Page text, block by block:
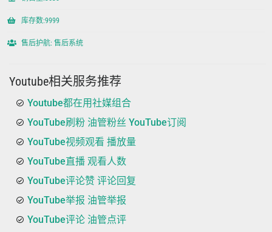
库存数:9999
售后护航: 售后系统
Youtube相关服务推荐
Youtube都在用社媒组合
YouTube刷粉 油管粉丝 YouTube订阅
YouTube视频观看 播放量
YouTube直播 观看人数
YouTube评论赞 评论回复
YouTube举报 油管举报
YouTube评论 油管点评